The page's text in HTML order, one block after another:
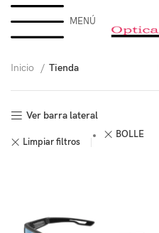
MENÚ
Inicio Tienda
Ver barra lateral
Limpiar filtros
BOLLÉ